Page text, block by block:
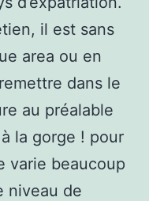
il est sans
area ou en
dans le
au préalable
la gorge ! pour
varie beaucoup
niveau de